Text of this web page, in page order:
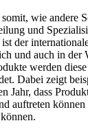
wie andere
und
der
und auch in der
werden
Dabei zeigt
Jahr, dass
auftreten